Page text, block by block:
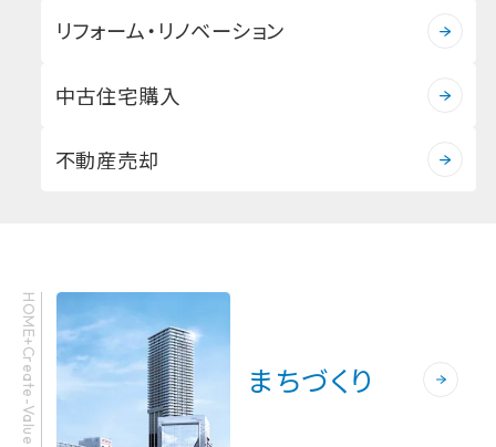
リフォーム・リノベーション
中古住宅購入
不動産売却
まちづくり
HOME+Create-Value